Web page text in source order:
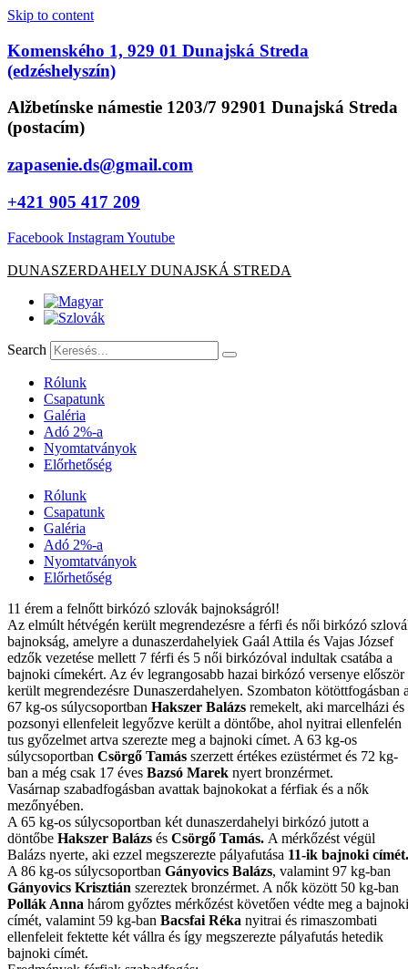
Skip to content
Komenského 1, 929 01 Dunajská Streda
(edzéshelyszín)
Alžbetínske námestie 1203/7 92901 Dunajská Streda
(postacím)
zapasenie.ds@gmail.com
+421 905 417 209
Facebook InstagramYoutube
DUNASZERDAHELY DUNAJSKÁ STREDA
Search
Rólunk
Csapatunk
Galéria
Adó 2%-a
Nyomtatványok
Előrhetőség
Rólunk
Csapatunk
Galéria
Adó 2%-a
Nyomtatványok
Előrhetőség
11 érem a felnőtt birkózó szlovák bajnokságról!
Az elmúlt hétvégén került megrendezésre a férfi és női birkózó
bajnokság, amelyre a dunaszerdahelyiek Gaál Attila és Vajas József
edzők vezetése mellett 7 férfi és 5 női birkózóval indultak csatába a
bajnoki címekért. Az év legrangosabb hazai birkózó versenye először
került megrendezésre Dunaszerdahelyen. Szombaton kötöttfogásban
67 kg-os súlycsoportban Hakszer Balázs remekelt, aki marcelházi és
pozsonyi ellenfeleit legyőzve került a döntőbe, ahol nyitrai ellenfelén
tus győzelmet artva szerezte meg a bajnoki címet. A 63 kg-os
súlycsoportban Csörgő Tamás szerzett értékes ezüstérmet és 72 kg-
ban a még csak 17 éves Bazsó Marek nyert bronzérmet.
Vasárnap szabadfogásban avattak bajnokokat a férfiak és a nők
mezőnyében.
A 65 kg-os súlycsoportban két dunaszerdahelyi birkózó jutott a
döntőbe Hakszer Balázs és Csörgő Tamás. A mérkőzést végül
Balázs nyerte, aki ezzel megszerezte pályafutása 11-ik bajnoki címét.
A 86 kg-os súlycsoportban Gányovics Balázs, valamint 97 kg-ban
Gányovics Krisztián szereztek bronzérmet. A nők között 50 kg-ban
Pollák Anna három győztes mérkőzést követően védte meg a bajnoki
címét, valamint 59 kg-ban Bacsfai Réka nyitrai és rimaszombati
ellenfeleit fektette két vállra és így megszerezte pályafutás hetedik
bajnoki címét.